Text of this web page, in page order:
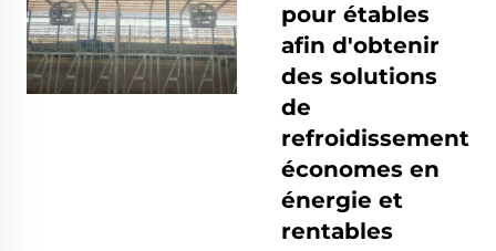
pour étables
afin d'obtenir
des solutions
de
refroidissement
économes en
énergie et
rentables